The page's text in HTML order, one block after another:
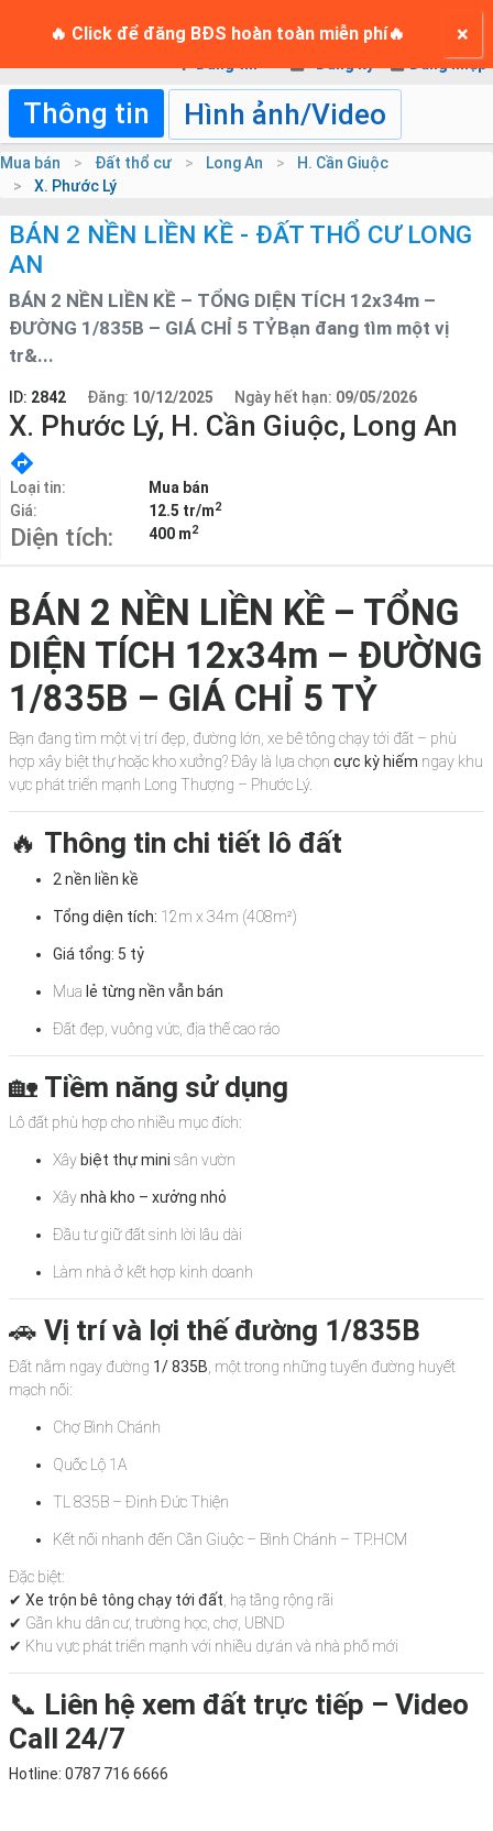
🔥 Click để đăng BĐS hoàn toàn miễn phí🔥 ×
Đăng nhập
Login
Mua bán Đất thổ cư Long An
H. Cần Giuộc
X. Phước Lý
BÁN 2 NỀN LIỀN KỀ - ĐẤT THỔ CƯ LONG
AN
BÁN 2 NỀN LIỀN KỀ – TỔNG DIỆN TÍCH 12x34m –
ĐƯỜNG 1/835B – GIÁ CHỈ 5 TỶBạn đang tìm một vị
tr&...
ID: 2842 Đăng: 10/12/2025 Ngày hết hạn: 09/05/2026
X. Phước Lý, H. Cần Giuộc, Long An
Loại tin:
Mua bán
Giá:
12.5 tr/m2
Diện tích: 400 m2
Thông tin Hình ảnh/Video
BÁN 2 NỀN LIỀN KỀ – TỔNG
DIỆN TÍCH 12x34m – ĐƯỜNG
1/835B – GIÁ CHỈ 5 TỶ
Bạn đang tìm một vị trí đẹp, đường lớn, xe bê tông chạy tới đất – phù
hợp xây biệt thự hoặc kho xưởng? Đây là lựa chọn cực kỳ hiếm ngay khu
vực phát triển mạnh Long Thượng – Phước Lý.
🔥 Thông tin chi tiết lô đất
2 nền liền kề
Tổng diện tích: 12m x 34m (408m²)
Giá tổng: 5 tỷ
Mua lẻ từng nền vẫn bán
Đất đẹp, vuông vức, địa thế cao ráo
🏡 Tiềm năng sử dụng
Lô đất phù hợp cho nhiều mục đích:
Xây biệt thự mini sân vườn
Xâynhà kho – xưởng nhỏ
Đầu tư giữ đất sinh lời lâu dài
Làm nhà ở kết hợp kinh doanh
🚗 Vị trí và lợi thế đường 1/835B
Đất nằm ngay đường 1/ 835B , một trong những tuyến đường huyết
mạch nối:
Chợ Bình Chánh
Quốc Lộ 1A
TL 835B – Đinh Đức Thiện
Kết nối nhanh đến Cần Giuộc – Bình Chánh – TP.HCM
Đặc biệt:
✔ Xe trộn bê tông chạy tới đất , hạ tầng rộng rãi
✔ Gần khu dân cư, trường học, chợ, UBND
✔ Khu vực phát triển mạnh với nhiều dự án và nhà phố mới
📞 Liên hệ xem đất trực tiếp – Video
Call 24/7
Hotline: 0787 716 6666